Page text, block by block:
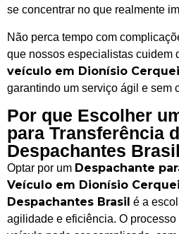
se concentrar no que realmente
Não perca tempo com
que nossos especialistas cuidem
veículo em Dionísio
garantindo um serviço ágil e sem
Por que Escolher
para Transferência
Despachantes
Optar por um Despachante
Veículo em Dionísio
Despachantes Brasil é a
agilidade e eficiência. O